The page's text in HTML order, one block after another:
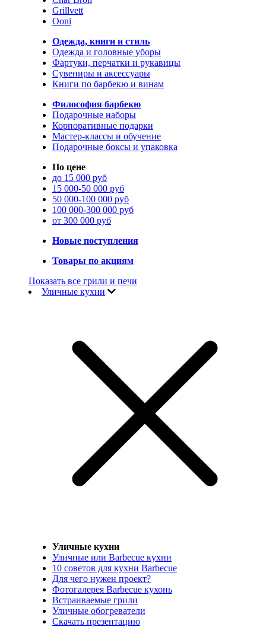
Grillvett
Ooni
Одежда, книги и стиль
Одежда и головные уборы
Фартуки, перчатки и рукавицы
Сувениры и аксессуары
Книги по барбекю и винам
Философия барбекю
Подарочные наборы
Корпоративные подарки
Мастер-классы и обучение
Подарочные боксы и упаковка
По цене
до 15 000 руб
15 000-50 000 руб
50 000-100 000 руб
100 000-300 000 руб
от 300 000 руб
Новые поступления
Товары по акциям
Показать все грили и печи
Уличные кухни
Уличные кухни
Уличные или Barbecue кухни
10 советов для кухни Barbecue
Для чего нужен проект?
Фотогалерея Barbecue кухонь
Встраиваемые грили
Уличные обогреватели
Скачать презентацию